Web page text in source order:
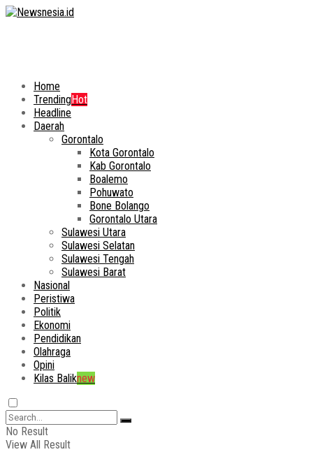
Home
TrendingHot
Headline
Daerah
Gorontalo
Kota Gorontalo
Kab Gorontalo
Boalemo
Pohuwato
Bone Bolango
Gorontalo Utara
Sulawesi Utara
Sulawesi Selatan
Sulawesi Tengah
Sulawesi Barat
Nasional
Peristiwa
Politik
Ekonomi
Pendidikan
Olahraga
Opini
Kilas Baliknew
No Result
View All Result